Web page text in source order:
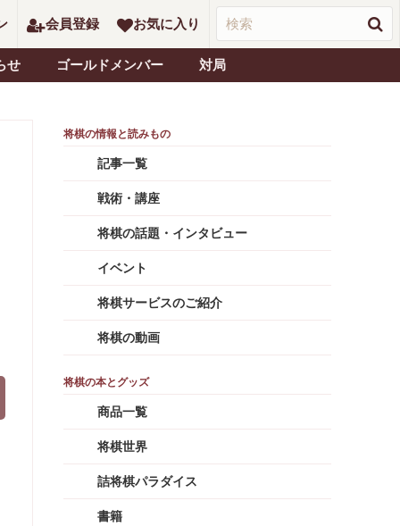
会員登録 お気に入り
せ ゴールドメンバー 対局
記事一覧
戦術・講座
将棋の話題・インタビュー
イベント
将棋サービスのご紹介
将棋の動画
商品一覧
将棋世界
詰将棋パラダイス
書籍